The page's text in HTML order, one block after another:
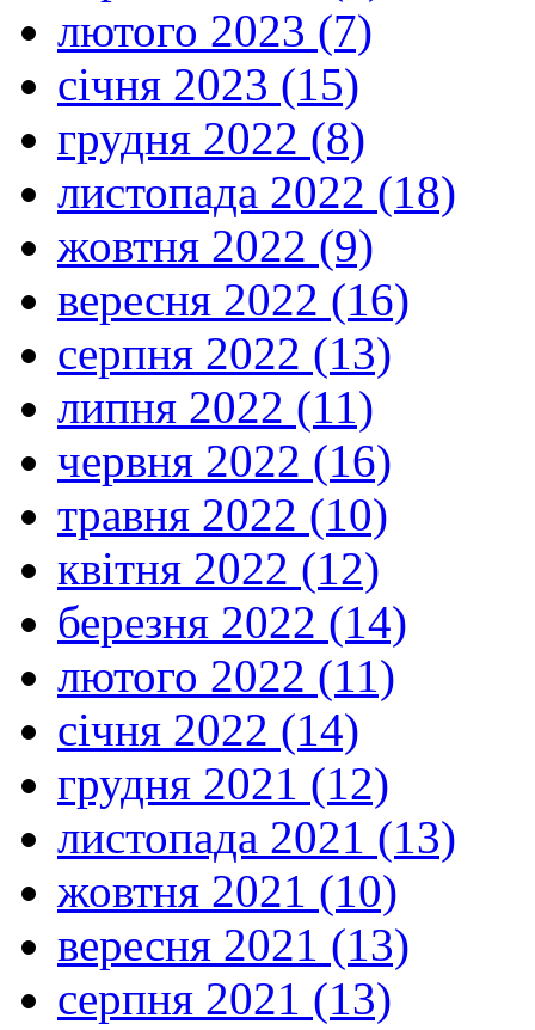
лютого 2023 (7)
січня 2023 (15)
грудня 2022 (8)
листопада 2022 (18)
жовтня 2022 (9)
вересня 2022 (16)
серпня 2022 (13)
липня 2022 (11)
червня 2022 (16)
травня 2022 (10)
квітня 2022 (12)
березня 2022 (14)
лютого 2022 (11)
січня 2022 (14)
грудня 2021 (12)
листопада 2021 (13)
жовтня 2021 (10)
вересня 2021 (13)
серпня 2021 (13)